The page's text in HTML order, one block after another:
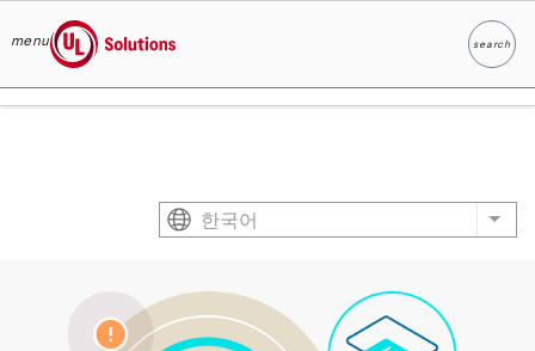
Skip to main content
menu
UL Solutions
search
찾다
한국어 List